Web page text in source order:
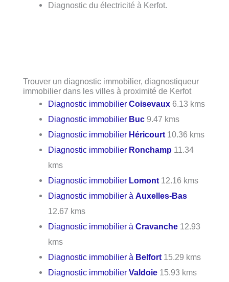
Diagnostic du électricité à Kerfot.
Trouver un diagnostic immobilier, diagnostiqueur
immobilier dans les villes à proximité de Kerfot
Diagnostic immobilierCoisevaux 6.13 kms
Diagnostic immobilier Buc 9.47 kms
Diagnostic immobilier Héricourt 10.36 kms
Diagnostic immobilier Ronchamp 11.34
kms
Diagnostic immobilier Lomont 12.16 kms
Diagnostic immobilier àAuxelles-Bas
12.67 kms
Diagnostic immobilier àCravanche 12.93
kms
Diagnostic immobilier à Belfort 15.29 kms
Diagnostic immobilierValdoie 15.93 kms